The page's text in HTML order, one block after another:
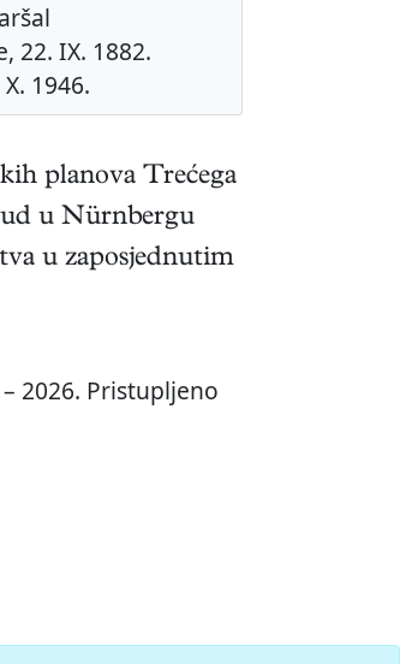
22. IX. 1882.
1946.
planova Trećega
u Nürnbergu
u zaposjednutim
2026. Pristupljeno